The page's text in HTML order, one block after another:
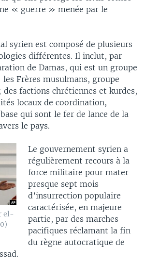
« guerre » menée par le
syrien est composé de plusieurs
différentes. Il inclut, par
de Damas, qui est un groupe
Frères musulmans, groupe
factions chrétiennes et kurdes,
locaux de coordination,
qui sont le fer de lance de la
le pays.
el-
Le gouvernement syrien a
régulièrement recours à la
force militaire pour mater
presque sept mois
d’insurrection populaire
caractérisée, en majeure
partie, par des marches
pacifiques réclamant la fin
du règne autocratique de